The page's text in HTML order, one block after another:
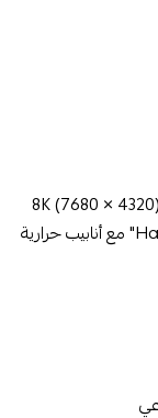
- *التبريد:* نظام WINDFORCE بثلاث مراوح "Hawk" مع أنابيب حرارية